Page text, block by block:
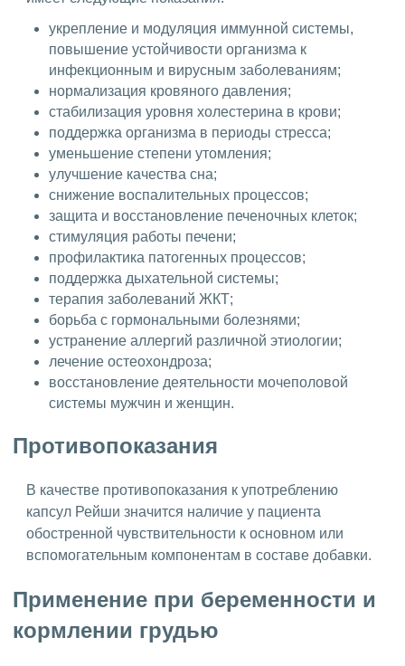
укрепление и модуляция иммунной системы,
повышение устойчивости организма к
инфекционным и вирусным заболеваниям;
нормализация кровяного давления;
стабилизация уровня холестерина в крови;
поддержка организма в периоды стресса;
уменьшение степени утомления;
улучшение качества сна;
снижение воспалительных процессов;
защита и восстановление печеночных клеток;
стимуляция работы печени;
профилактика патогенных процессов;
поддержка дыхательной системы;
терапия заболеваний ЖКТ;
борьба с гормональными болезнями;
устранение аллергий различной этиологии;
лечение остеохондроза;
восстановление деятельности мочеполовой
системы мужчин и женщин.
Противопоказания
В качестве противопоказания к употреблению
капсул Рейши значится наличие у пациента
обостренной чувствительности к основном или
вспомогательным компонентам в составе добавки.
Применение при беременности и
кормлении грудью